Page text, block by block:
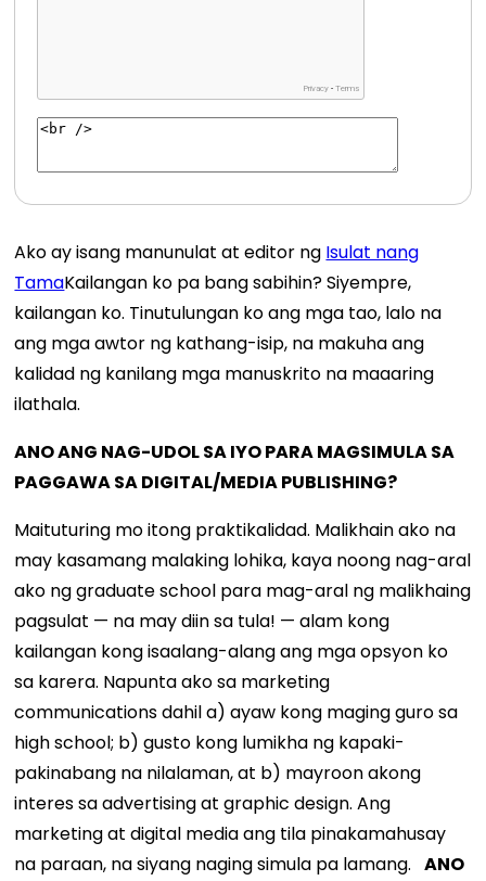
Ako ay isang manunulat at editor ng Isulat nang
TamaKailangan ko pa bang sabihin? Siyempre,
kailangan ko. Tinutulungan ko ang mga tao, lalo na
ang mga awtor ng kathang-isip, na makuha ang
kalidad ng kanilang mga manuskrito na maaaring
ilathala.
ANO ANG NAG-UDOL SA IYO PARA MAGSIMULA SA
PAGGAWA SA DIGITAL/MEDIA PUBLISHING?
Maituturing mo itong praktikalidad. Malikhain ako na
may kasamang malaking lohika, kaya noong nag-aral
ako ng graduate school para mag-aral ng malikhaing
pagsulat — na may diin sa tula! — alam kong
kailangan kong isaalang-alang ang mga opsyon ko
sa karera. Napunta ako sa marketing
communications dahil a) ayaw kong maging guro sa
high school; b) gusto kong lumikha ng kapaki-
pakinabang na nilalaman, at b) mayroon akong
interes sa advertising at graphic design. Ang
marketing at digital media ang tila pinakamahusay
na paraan, na siyang naging simula pa lamang. ANO